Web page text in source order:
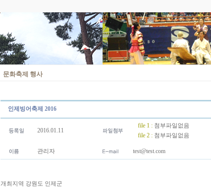
문화축제 행사
인제빙어축제 2016
2016.01.11
file 1 : 첨부파일없음
file 2 : 첨부파일없음
관리자 test@test.com
개최지역 강원도 인제군